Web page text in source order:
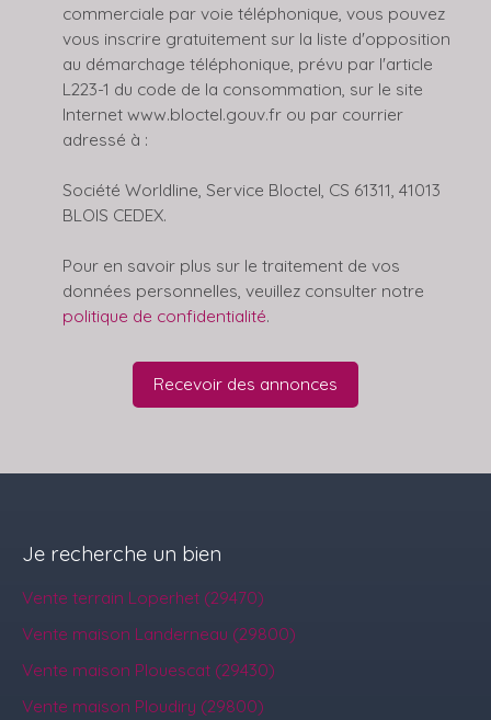
commerciale par voie téléphonique, vous pouvez
vous inscrire gratuitement sur la liste d'opposition
au démarchage téléphonique, prévu par l'article
L223-1 du code de la consommation, sur le site
Internet www.bloctel.gouv.fr ou par courrier
adressé à :
Société Worldline, Service Bloctel, CS 61311, 41013
BLOIS CEDEX.
Pour en savoir plus sur le traitement de vos
données personnelles, veuillez consulter notre
politique de confidentialité.
Recevoir des annonces
Je recherche un bien
Vente terrain Loperhet (29470)
Vente maison Landerneau (29800)
Vente maison Plouescat (29430)
Vente maison Ploudiry (29800)